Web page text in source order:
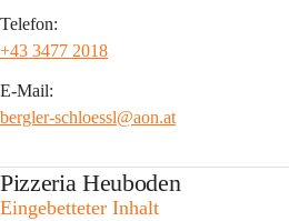
Telefon:
+43 3477 2018
E-Mail:
bergler-schloessl@aon.at
Pizzeria Heuboden
Eingebetteter Inhalt